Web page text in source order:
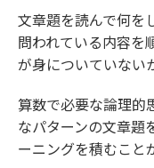
文章題を読んで何を
問われている内容を
が身についていない
算数で必要な論理的
なパターンの文章題
ーニングを積むこと